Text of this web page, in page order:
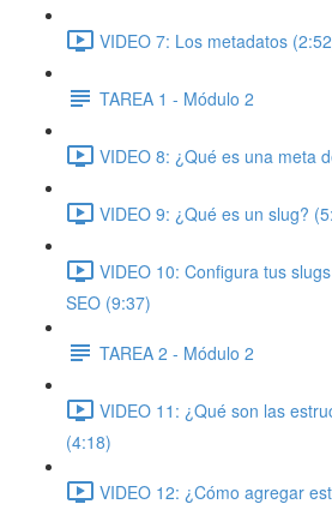
VIDEO 7: Los metadatos
TAREA 1 - Módulo 2
VIDEO 8: ¿Qué es una meta
VIDEO 9: ¿Qué es un slug?
VIDEO 10: Configura tus
SEO (9:37)
TAREA 2 - Módulo 2
VIDEO 11: ¿Qué son las
(4:18)
VIDEO 12: ¿Cómo agregar